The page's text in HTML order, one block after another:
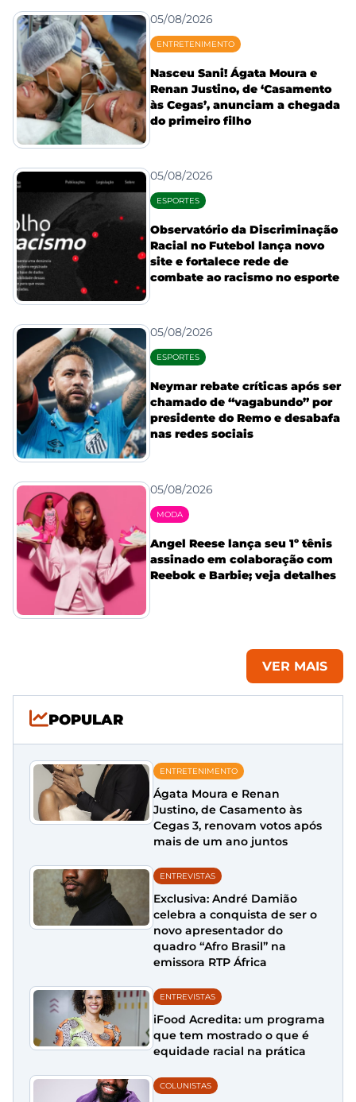
05/08/2026
ENTRETENIMENTO
Nasceu Sani! Ágata Moura e
Renan Justino, de ‘Casamento
às Cegas’, anunciam a chegada
do primeiro filho
05/08/2026
ESPORTES
Observatório da Discriminação
Racial no Futebol lança novo
site e fortalece rede de
combate ao racismo no esporte
05/08/2026
ESPORTES
Neymar rebate críticas após ser
chamado de “vagabundo” por
presidente do Remo e desabafa
nas redes sociais
05/08/2026
MODA
Angel Reese lança seu 1º tênis
assinado em colaboração com
Reebok e Barbie; veja detalhes
VER MAIS
POPULAR
ENTRETENIMENTO
Ágata Moura e Renan
Justino, de Casamento às
Cegas 3, renovam votos após
mais de um ano juntos
ENTREVISTAS
Exclusiva: André Damião
celebra a conquista de ser o
novo apresentador do
quadro “Afro Brasil” na
emissora RTP África
ENTREVISTAS
iFood Acredita: um programa
que tem mostrado o que é
equidade racial na prática
COLUNISTAS